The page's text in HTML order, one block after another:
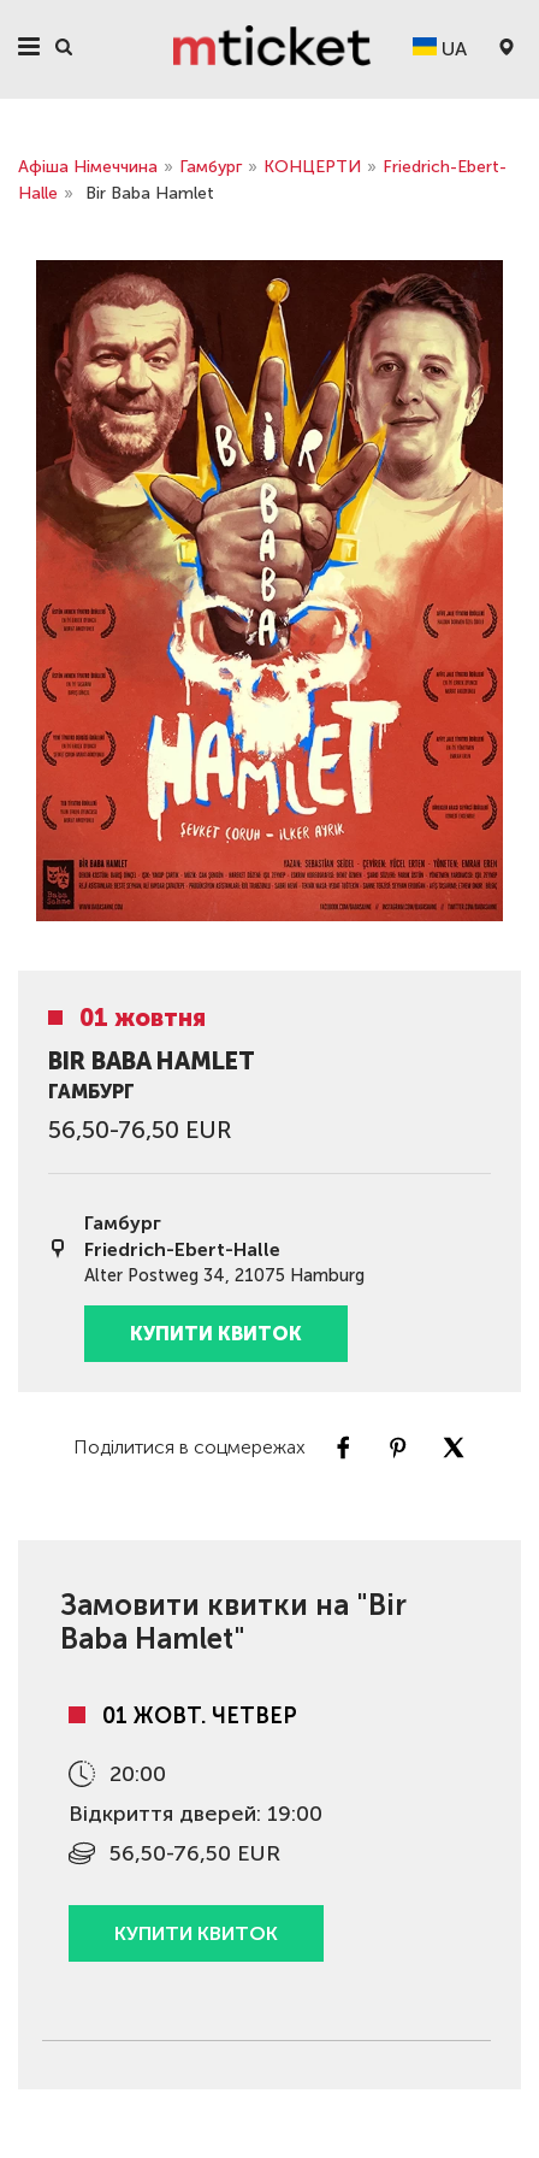
UA
Афіша Німеччина » Гамбург » КОНЦЕРТИ » Friedrich-Ebert-
Halle » Bir Baba Hamlet
01 жовтня
BIR BABA HAMLET
ГАМБУРГ
56,50-76,50 EUR
Гамбург
Friedrich-Ebert-Halle
Alter Postweg 34, 21075 Hamburg
КУПИТИ КВИТОК
Поділитися в соцмережах
Замовити квитки на "Bir
Baba Hamlet"
01 ЖОВТ. ЧЕТВЕР
20:00
Відкриття дверей: 19:00
56,50-76,50 EUR
КУПИТИ КВИТОК